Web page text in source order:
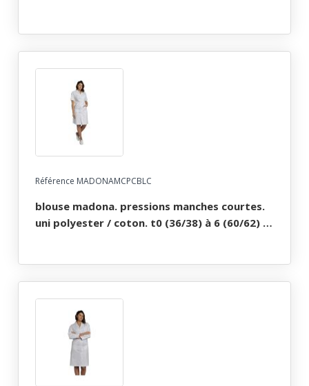
Référence MADONAMCPCBLC
blouse madona. pressions manches courtes.
uni polyester / coton. t0 (36/38) à 6 (60/62) -